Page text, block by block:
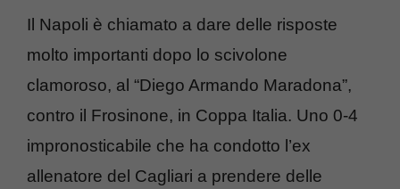
Il Napoli è chiamato a dare delle risposte
molto importanti dopo lo scivolone
clamoroso, al “Diego Armando Maradona”,
contro il Frosinone, in Coppa Italia. Uno 0-4
impronosticabile che ha condotto l’ex
allenatore del Cagliari a prendere delle